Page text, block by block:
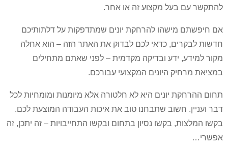
להתקשר עם בעל מקצוע זה או אחר.
אם חיפשתם מישהו להרחקת יונים שמתדפקות על דלתותיכם
חדשות לבקרים, כדאי לכם לבדוק את האתר הזה – הוא אחלה
מקור למידע, ידע ובדיקה מקדמית – לפני שאתם מתחילים
במציאת מרחיק היונים המקצועי עבורכם.
תחום ההרחקת יונים היא לא חלטורה אלא מיומנות ומומחיות לכל
דבר ועניין. חשוב שתבחנו טוב את איכות העבודה המוצעת לכם.
בקשו המלצות, בקשו נסיון בתחום ובקשו התחייבויות – זה יתכן, זה
אפשרי…